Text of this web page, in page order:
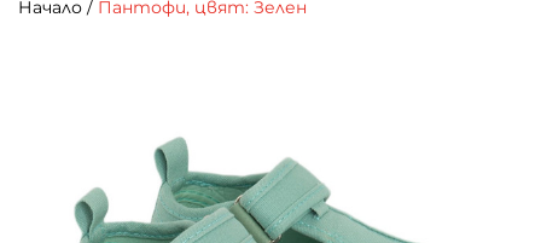
Начало / Пантофи, цвят: Зелен